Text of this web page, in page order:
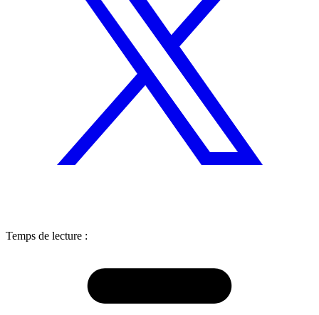
Temps de lecture :